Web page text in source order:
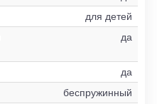
для детей
да
да
беспружинный